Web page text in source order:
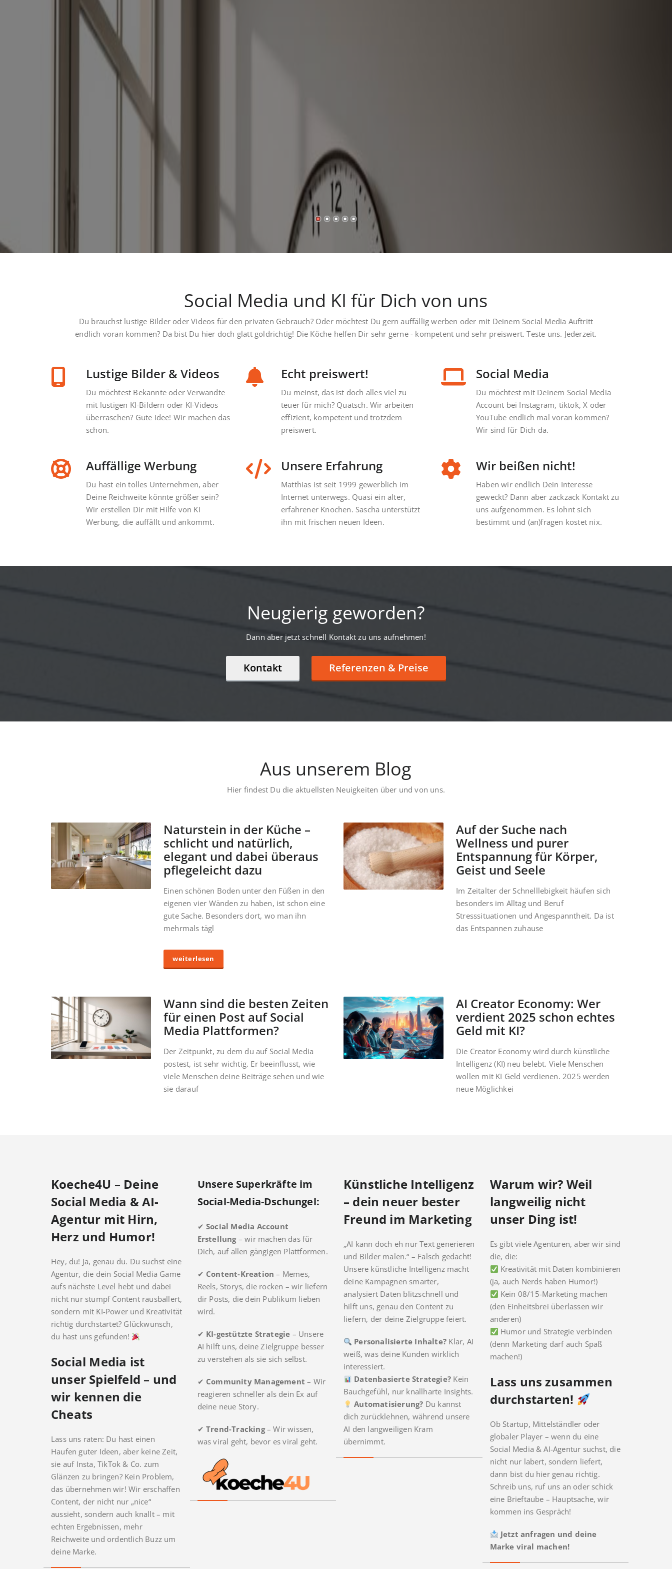
Wann sind die besten Zeiten für einen Post auf
Der Zeitpunkt, zu dem du auf Social Media postest, ist sehr wichtig. Er beeinflusst,
Mehr dazu!
Social Media und KI für Dich von uns
Du brauchst lustige Bilder oder Videos für den privaten Gebrauch? Oder möchtest Du gern auffällig werben oder mit Deinem Social Media Auftritt
endlich voran kommen? Da bist Du hier doch glatt goldrichtig! Die Köche helfen Dir sehr gerne - kompetent und sehr preiswert. Teste uns. Jederzeit.
Lustige Bilder & Videos
Du möchtest Bekannte oder Verwandte
mit lustigen KI-Bildern oder KI-Videos
überraschen? Gute Idee! Wir machen das
schon.
Echt preiswert!
Du meinst, das ist doch alles viel zu
teuer für mich? Quatsch. Wir arbeiten
effizient, kompetent und trotzdem
preiswert.
Social Media
Du möchtest mit Deinem Social Media
Account bei Instagram, tiktok, X oder
YouTube endlich mal voran kommen?
Wir sind für Dich da.
Auffällige Werbung
Du hast ein tolles Unternehmen, aber
Deine Reichweite könnte größer sein?
Wir erstellen Dir mit Hilfe von KI
Werbung, die auffällt und ankommt.
Unsere Erfahrung
Matthias ist seit 1999 gewerblich im
Internet unterwegs. Quasi ein alter,
erfahrener Knochen. Sascha unterstützt
ihn mit frischen neuen Ideen.
Wir beißen nicht!
Haben wir endlich Dein Interesse
geweckt? Dann aber zackzack Kontakt zu
uns aufgenommen. Es lohnt sich
bestimmt und (an)fragen kostet nix.
Neugierig geworden?
Dann aber jetzt schnell Kontakt zu uns aufnehmen!
Kontakt Referenzen & Preise
Aus unserem Blog
Hier findest Du die aktuellsten Neuigkeiten über und von uns.
Naturstein in der Küche –
schlicht und natürlich,
elegant und dabei überaus
pflegeleicht dazu
Einen schönen Boden unter den Füßen in den
eigenen vier Wänden zu haben, ist schon eine
gute Sache. Besonders dort, wo man ihn
mehrmals tägl
weiterlesen
Auf der Suche nach
Wellness und purer
Entspannung für Körper,
Geist und Seele
Im Zeitalter der Schnelllebigkeit häufen sich
besonders im Alltag und Beruf
Stresssituationen und Angespanntheit. Da ist
das Entspannen zuhause
Wann sind die besten Zeiten
für einen Post auf Social
Media Plattformen?
Der Zeitpunkt, zu dem du auf Social Media
postest, ist sehr wichtig. Er beeinflusst, wie
viele Menschen deine Beiträge sehen und wie
sie darauf
AI Creator Economy: Wer
verdient 2025 schon echtes
Geld mit KI?
Die Creator Economy wird durch künstliche
Intelligenz (KI) neu belebt. Viele Menschen
wollen mit KI Geld verdienen. 2025 werden
neue Möglichkei
Koeche4U – Deine
Social Media & AI-
Agentur mit Hirn,
Herz und Humor!
Hey, du! Ja, genau du. Du suchst eine
Agentur, die dein Social Media Game
aufs nächste Level hebt und dabei
nicht nur stumpf Content rausballert,
sondern mit KI-Power und Kreativität
richtig durchstartet? Glückwunsch,
du hast uns gefunden!
Social Media ist
unser Spielfeld – und
wir kennen die
Cheats
Lass uns raten: Du hast einen
Haufen guter Ideen, aber keine Zeit,
sie auf Insta, TikTok & Co. zum
Glänzen zu bringen? Kein Problem,
das übernehmen wir! Wir erschaffen
Content, der nicht nur „nice“
aussieht, sondern auch knallt – mit
echten Ergebnissen, mehr
Reichweite und ordentlich Buzz um
deine Marke.
Unsere Superkräfte im
Social-Media-Dschungel:
✔ Social Media Account
Erstellung– wir machen das für
Dich, auf allen gängigen Plattformen.
✔ Content-Kreation – Memes,
Reels, Storys, die rocken – wir liefern
dir Posts, die dein Publikum lieben
wird.
✔ KI-gestützte Strategie – Unsere
AI hilft uns, deine Zielgruppe besser
zu verstehen als sie sich selbst.
✔ Community Management – Wir
reagieren schneller als dein Ex auf
deine neue Story.
✔ Trend-Tracking– Wir wissen,
was viral geht, bevor es viral geht.
Künstliche Intelligenz
– dein neuer bester
Freund im Marketing
„AI kann doch eh nur Text generieren
und Bilder malen.“ – Falsch gedacht!
Unsere künstliche Intelligenz macht
deine Kampagnen smarter,
analysiert Daten blitzschnell und
hilft uns, genau den Content zu
liefern, der deine Zielgruppe feiert.
Personalisierte Inhalte? Klar, AI
weiß, was deine Kunden wirklich
interessiert.
Datenbasierte Strategie? Kein
Bauchgefühl, nur knallharte Insights.
Automatisierung? Du kannst
dich zurücklehnen, während unsere
AI den langweiligen Kram
übernimmt.
Warum wir? Weil
langweilig nicht
unser Ding ist!
Es gibt viele Agenturen, aber wir sind
die, die:
Kreativität mit Daten kombinieren
(ja, auch Nerds haben Humor!)
Kein 08/15-Marketing machen
(den Einheitsbrei überlassen wir
anderen)
Humor und Strategie verbinden
(denn Marketing darf auch Spaß
machen!)
Lass uns zusammen
durchstarten!
Ob Startup, Mittelständler oder
globaler Player – wenn du eine
Social Media & AI-Agentur suchst, die
nicht nur labert, sondern liefert,
dann bist du hier genau richtig.
Schreib uns, ruf uns an oder schick
eine Brieftaube – Hauptsache, wir
kommen ins Gespräch!
Jetzt anfragen und deine
Marke viral machen!